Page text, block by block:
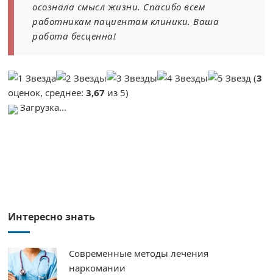
осознала смысл жизни. Спасибо всем
работникам пациентам клиники. Ваша
работа бесценна!
(3
оценок, среднее:3,67 из 5)
Загрузка...
Интересно знать
Современные методы лечения
наркомании